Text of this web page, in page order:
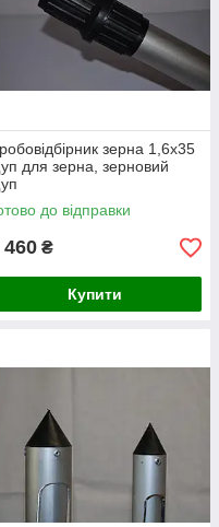
зерна 1,6х35
для зерна, зерновий
до відправки
460 ₴
Купити